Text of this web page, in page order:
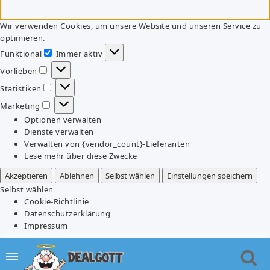
Wir verwenden Cookies, um unsere Website und unseren Service zu
optimieren.
Funktional
Funktional
Immer aktiv
Vorlieben
Vorlieben
Statistiken
Statistiken
Marketing
Marketing
Optionen verwalten
Dienste verwalten
Verwalten von {vendor_count}-Lieferanten
Lese mehr über diese Zwecke
Akzeptieren
Ablehnen Selbst wählen
Einstellungen speichern
Selbst wählen
Cookie-Richtlinie
Datenschutzerklärung
Impressum